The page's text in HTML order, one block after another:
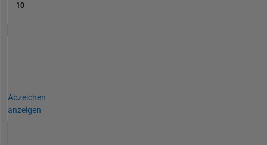
10
Abzeichen
anzeigen